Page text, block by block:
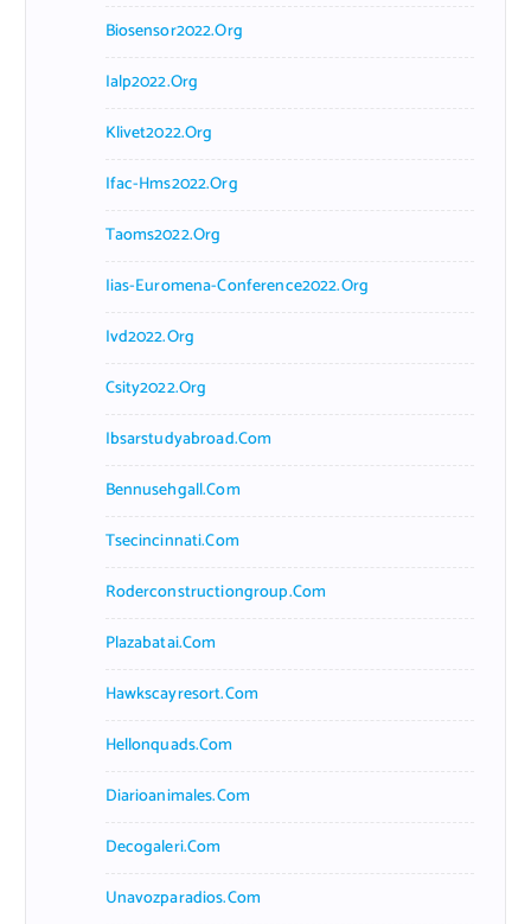
Biosensor2022.org
Ialp2022.org
Klivet2022.org
Ifac-Hms2022.org
Taoms2022.org
Iias-Euromena-Conference2022.org
Ivd2022.org
Csity2022.org
Ibsarstudyabroad.com
Bennusehgall.com
Tsecincinnati.com
Roderconstructiongroup.com
Plazabatai.com
Hawkscayresort.com
Hellonquads.com
Diarioanimales.com
Decogaleri.com
Unavozparadios.com